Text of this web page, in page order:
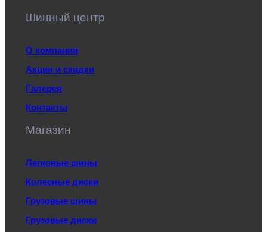
Шинный центр
О компании
Акции и скидки
Галерея
Контакты
Магазин
Легковые шины
Колесные диски
Грузовые шины
Грузовые диски